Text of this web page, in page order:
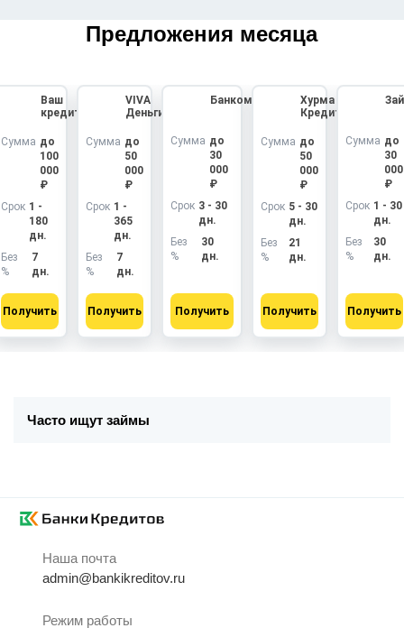
Предложения месяца
Ваш
кредит
Сумма до
100
000
₽
Срок 1 -
180
дн.
Без
%
7
дн.
Получить
VIVA
Деньги
Сумма до
50
000
₽
Срок 1 -
365
дн.
Без
%
7
дн.
Получить
Банкомато
Сумма до
30
000
₽
Срок 3 - 30
дн.
Без
%
30
дн.
Получить
Хурма
Кредит
Сумма до
50
000
₽
Срок 5 - 30
дн.
Без
%
21
дн.
Получить
Сумма до
30
000
₽
Срок 1 - 30
дн.
Без
%
30
дн.
Получить
Часто ищут займы
Наша почта
admin@bankikreditov.ru
Режим работы